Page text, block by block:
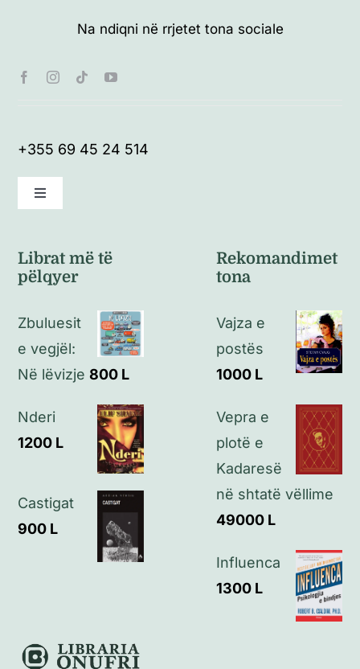
Na ndiqni në rrjetet tona sociale
+355 69 45 24 514
Toggle
Politikat e kthimeve
Politikat e privatësisë
Librat më të
pëlqyer
Zbuluesit
e vegjël:
Në lëvizje 800 L
Nderi
1200 L
Castigat
900 L
Rekomandimet
tona
Vajza e
postës
1000 L
Vepra e
plotë e
Kadaresë
në shtatë vëllime
49000 L
Influenca
1300 L